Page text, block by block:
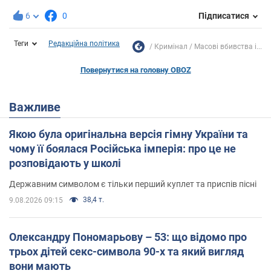
6 0 Підписатися
Теги Редакційна політика Кримінал Масові вбивства і...
Повернутися на головну OBOZ
Важливе
Якою була оригінальна версія гімну України та
чому її боялася Російська імперія: про це не
розповідають у школі
Державним символом є тільки перший куплет та приспів пісні
9.08.2026 09:15 38,4 т.
Олександру Пономарьову – 53: що відомо про
трьох дітей секс-символа 90-х та який вигляд
вони мають